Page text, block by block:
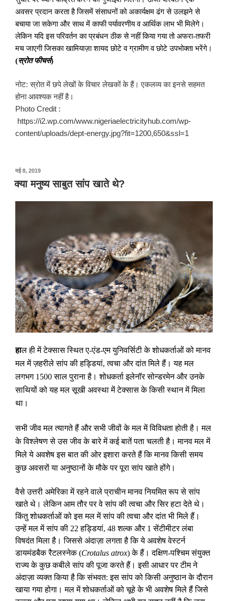
अवसर प्रदान करता है जिसमें संसाधनों को अकार्यक्षम ढंग से उलझने से
बचाया जा सकेगा और साथ में काफी पर्यावरणीय व आर्थिक लाभ भी मिलेगे।
लेकिन यदि इस परिवर्तन का प्रबंधन ठीक से नहीं किया गया तो अफरा-तफरी
मच जाएगी जिसका खामियाज़ा शायद छोटे व ग्रामीण व छोटे उपभोक्ता भरेंगे।
(स्रोत फीचर्स)
नोट: स्रोत में छपे लेखों के विचार लेखकों के हैं। एकलव्य का इनसे सहमत
होना आवश्यक नहीं है।
Photo Credit :
https://i2.wp.com/www.nigeriaelectricityhub.com/wp-
content/uploads/dept-energy.jpg?fit=1200,650&ssl=1
मई 8, 2019पर
प्रकाशित
किया
क्या मनुष्य साबुत सांप खाते थे?
हाल ही में टेक्सास स्थित ए-एंड-एम युनिवर्सिटी के शोधकर्ताओं को मानव
मल में ज़हरीले सांप की हड्डियां,त्वचा और दांत मिले हैं। यह मल
लगभग 1500 साल पुराना है। शोधकर्ता इलेनॉर सोन्डरमेन और उनके
साथियों को यह मल सूखी अवस्था में टेक्सास के किसी स्थान में मिला
था।
सभी जीव मल त्यागते हैं और सभी जीवों के मल में विविधता होती है। मल
के विश्लेषण से उस जीव के बारे में कई बातें पता चलती है। मानव मल में
मिले ये अवशेष इस बात की ओर इशारा करते हैं कि मानव किसी समय
कुछ अवसरों या अनुष्ठानों के मौके पर पूरा सांप खाते होंगे।
वैसे उत्तरी अमेरिका में रहने वाले प्राचीन मानव नियमित रूप से सांप
खाते थे। लेकिन आम तौर पर वे सांप की त्वचा और सिर हटा देते थे।
किंतु शोधकर्ताओं को इस मल में सांप की त्वचा और दांत भी मिले हैं।
उन्हें मल में सांप की 22 हड्डियां, 48 शल्क और 1 सेंटीमीटर लंबा
विषदंत मिला है। जिससे अंदाज़ा लगता है कि ये अवशेष वेस्टर्न
डायमंडबैक रैटलस्नेक (Crotalus atrox) के हैं। दक्षिण-पश्चिम संयुक्त
राज्य के कुछ कबीले सांप की पूजा करते हैं। इसी आधार पर टीम ने
अंदाज़ा व्यक्त किया है कि संभवत: इस सांप को किसी अनुष्ठान के दौरान
खाया गया होगा। मल में शोधकर्ताओं को चूहे के भी अवशेष मिले हैं जिसे